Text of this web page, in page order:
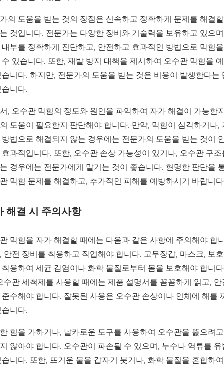
의 도움을 받는 것의 장점은 신속하고 정확하게 문제를 해결
것입니다. 전문가는 다양한 장비와 기술력을 보유하고 있으
내부를 정확하게 진단하고, 안전하고 효과적인 방법으로 막힘
수 있습니다. 또한, 재발 방지 대책을 제시하여 오수관 막힘을
습니다. 하지만, 전문가의 도움을 받는 것은 비용이 발생한다는
습니다.
, 오수관 막힘의 정도와 원인을 파악하여 자가 해결이 가능한
도움이 필요한지 판단해야 합니다. 만약, 막힘이 심각하거나,
방법으로 해결되지 않는 경우에는 전문가의 도움을 받는 것이
효과적입니다. 또한, 오수관 손상 가능성이 있거나, 오수관 구조
경우에는 전문가에게 맡기는 것이 좋습니다. 현명한 판단을
막힘 문제를 해결하고, 추가적인 피해를 예방하시기 바랍니
해결 시 주의사항
막힘을 자가 해결할 때에는 다음과 같은 사항에 주의해야 합
안전 장비를 착용하고 작업해야 합니다. 고무장갑, 마스크, 보
착용하여 세균 감염이나 화학 물질로부터 몸을 보호해야 합니
수관 세척제를 사용할 때에는 제품 설명서를 꼼꼼하게 읽고, 안
준수해야 합니다. 잘못된 사용은 오수관 손상이나 인체에 해를
습니다.
힘을 가하거나, 날카로운 도구를 사용하여 오수관을 뚫으려
않아야 합니다. 오수관이 파손될 수 있으며, 누수나 역류를 유
습니다. 또한, 뜨거운 물을 갑자기 붓거나, 화학 물질을 혼합하